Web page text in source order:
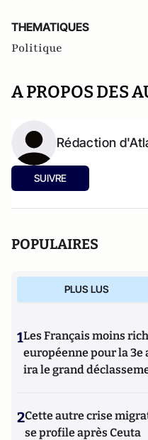
THEMATIQUES
Politique
A PROPOS DES
Rédaction
SUIVRE
POPULAIRES
PLUS LUS
1Les Français moins
européenne pour la 3e
ira le grand
2Cette autre crise
se profile après Ceuta